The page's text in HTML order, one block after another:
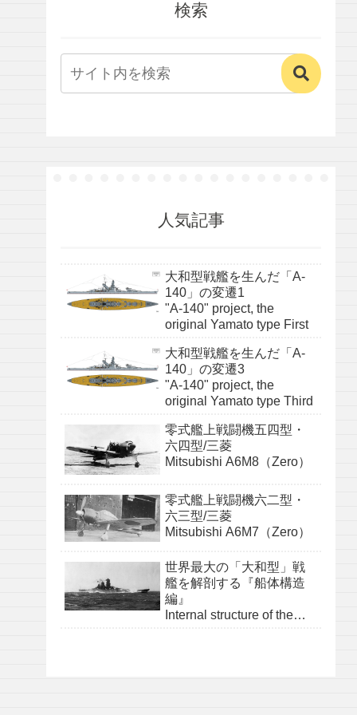
検索
人気記事
大和型戦艦を生んだ「A-
140」の変遷1
"A-140" project, the
original Yamato type First
大和型戦艦を生んだ「A-
140」の変遷3
"A-140" project, the
original Yamato type Third
零式艦上戦闘機五四型・
六四型/三菱
Mitsubishi A6M8（Zero）
零式艦上戦闘機六二型・
六三型/三菱
Mitsubishi A6M7（Zero）
世界最大の「大和型」戦
艦を解剖する『船体構造
編』
Internal structure of the